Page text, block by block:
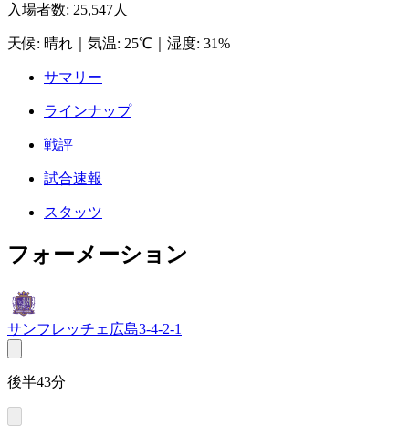
入場者数: 25,547人
天候: 晴れ 気温: 25℃ 湿度: 31%
サマリー
ラインナップ
戦評
試合速報
スタッツ
フォーメーション
サンフレッチェ広島3-4-2-1
後半43分